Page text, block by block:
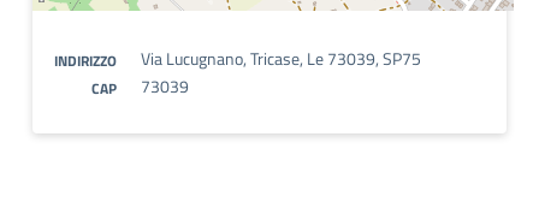
INDIRIZZO Via Lucugnano, Tricase, Le 73039, SP75
CAP 73039